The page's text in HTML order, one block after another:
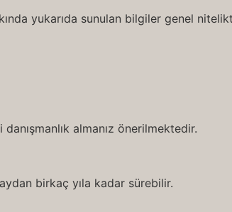
yukarıda sunulan bilgiler genel
almanız önerilmektedir.
birkaç yıla kadar sürebilir.